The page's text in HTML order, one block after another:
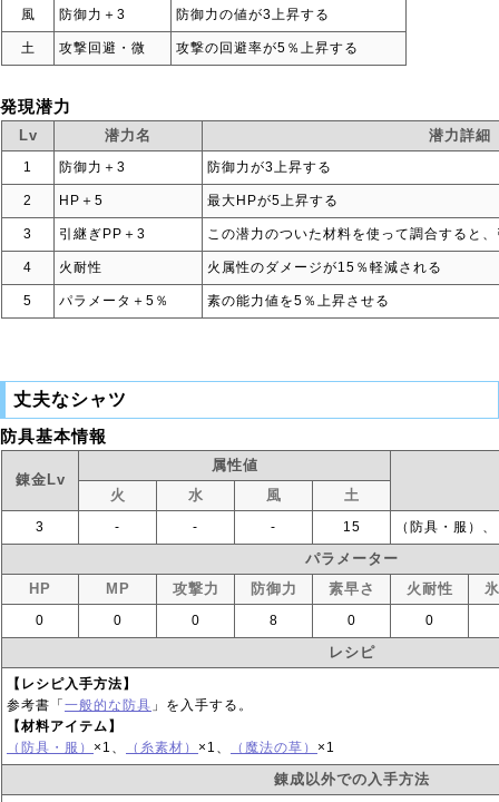
風 防御力＋3 防御力の値が3上昇する
土 攻撃回避・微 攻撃の回避率が5％上昇する
発現潜力
Lv 潜力名 潜力詳細
1 防御力＋3 防御力が3上昇する
2 HP＋5 最大HPが5上昇する
3 引継ぎPP＋3 この潜力のついた材料を使って調合すると
4 火耐性 火属性のダメージが15％軽減される
5 パラメータ＋5％ 素の能力値を5％上昇させる
丈夫なシャツ
防具基本情報
錬金Lv
属性値
火
水 風 土
3 ‐ ‐ ‐ 15 （防具・服）
パラメーター
HP
MP 攻撃力 防御力 素早さ 火耐性
0 0 0 8 0 0
レシピ
【レシピ入手方法】
参考書「 一般的な防具 」を入手する。
【材料アイテム】
（防具・服） ×1、 （糸素材） ×1、 （魔法の草） ×1
錬成以外での入手方法